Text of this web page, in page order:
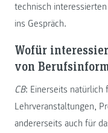
technisch
ins Gespräch.
Wofür
von
CB: Einerseits natürlich
Lehrveranstaltungen,
andererseits auch für